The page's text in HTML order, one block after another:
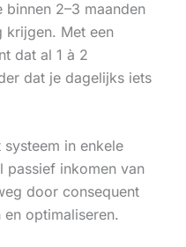
2–3 maanden
krijgen. Met een
dat al 1 à 2
dat je dagelijks iets
in enkele
passief inkomen van
door consequent
optimaliseren.